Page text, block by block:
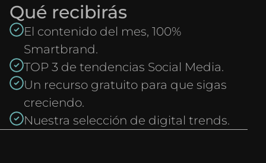
Qué recibirás
El contenido del mes, 100%
Smartbrand.
TOP 3 de tendencias Social Media.
Un recurso gratuito para que sigas
creciendo.
Nuestra selección de digital trends.